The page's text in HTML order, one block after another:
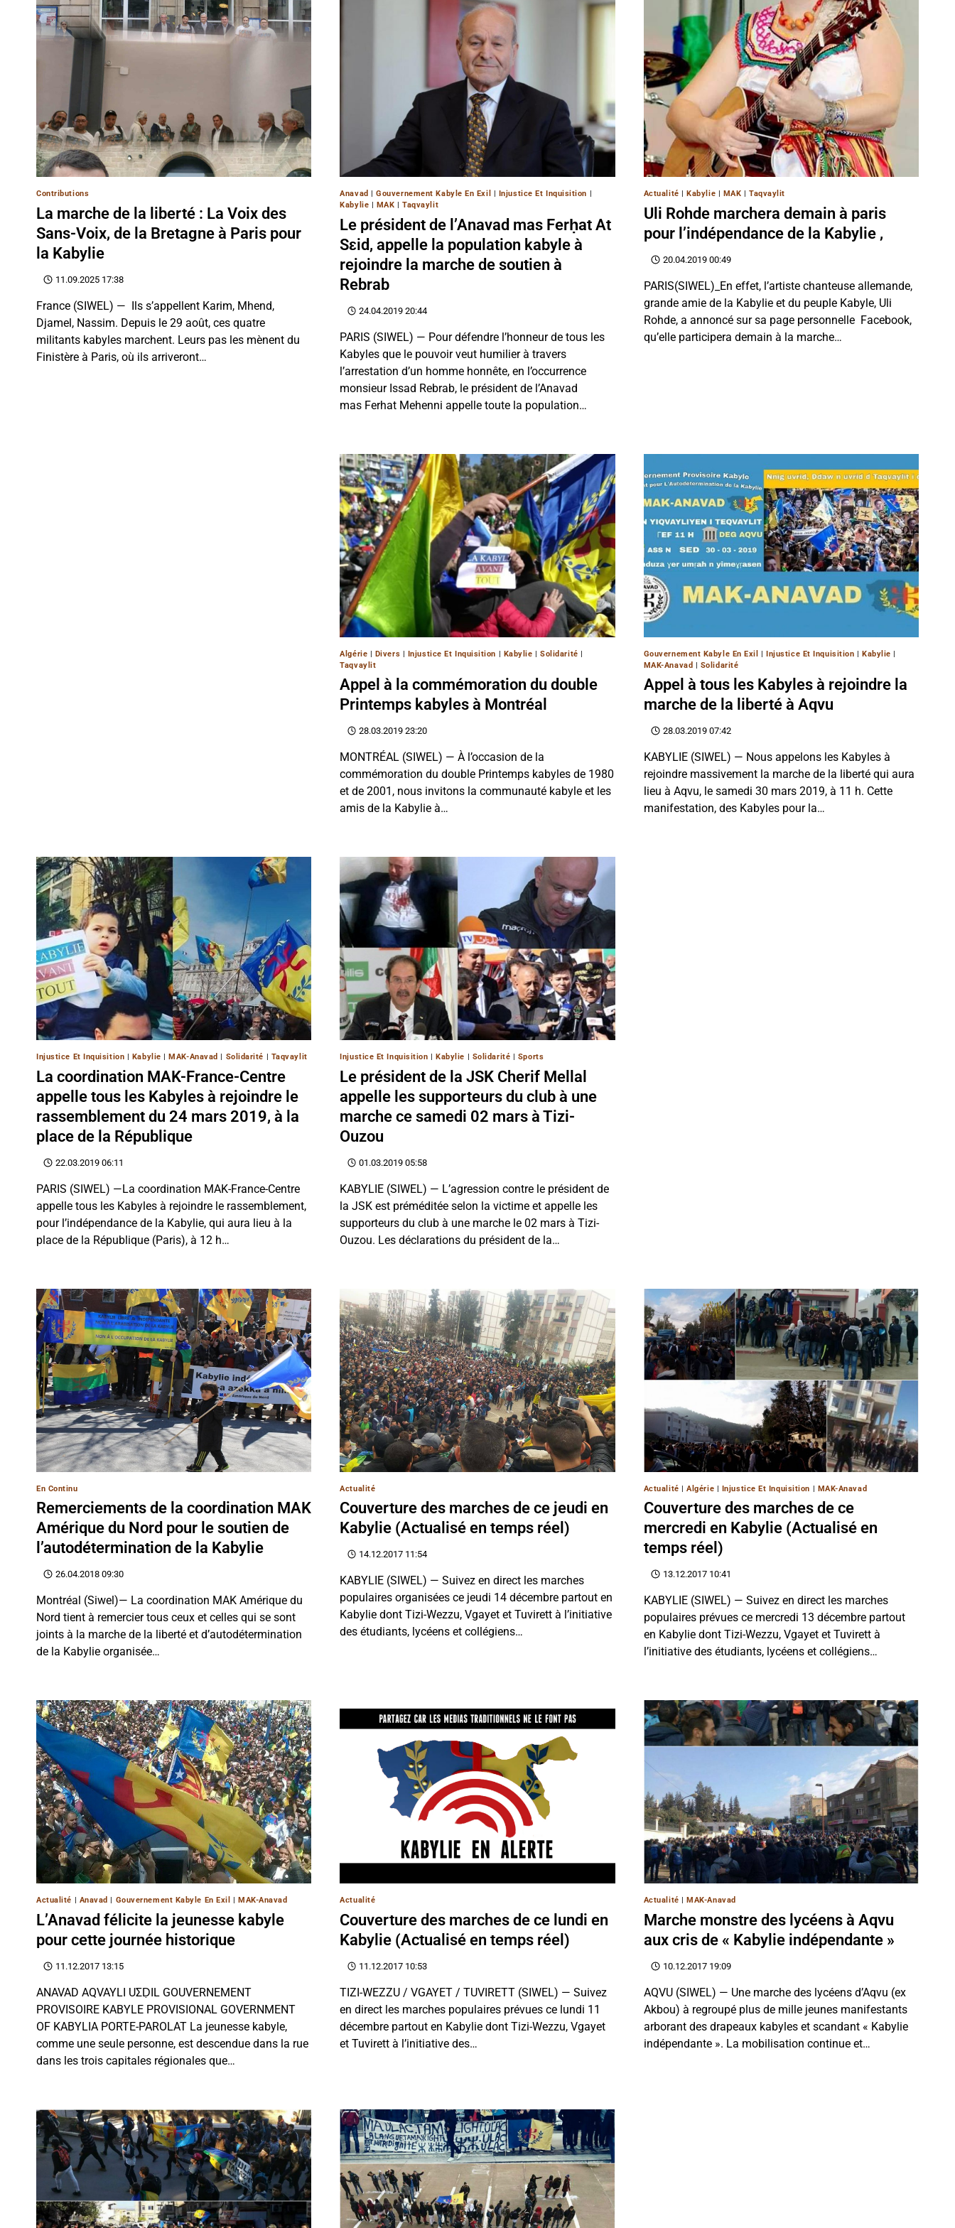
Contributions
La marche de la liberté : La Voix des
Sans-Voix, de la Bretagne à Paris pour
la Kabylie
11.09.2025 17:38
France (SIWEL) — Ils s’appellent Karim, Mhend,
Djamel, Nassim. Depuis le 29 août, ces quatre
militants kabyles marchent. Leurs pas les mènent du
Finistère à Paris, où ils arriveront…
Anavad |Gouvernement Kabyle En Exil Injustice Et Inquisition
Kabylie
MAK |Taqvaylit
Le président de l’Anavad mas Ferḥat At
Sɛid, appelle la population kabyle à
rejoindre la marche de soutien à
Rebrab
24.04.2019 20:44
PARIS (SIWEL) — Pour défendre l’honneur de tous les
Kabyles que le pouvoir veut humilier à travers
l’arrestation d’un homme honnête, en l’occurrence
monsieur Issad Rebrab, le président de l’Anavad
mas Ferhat Mehenni appelle toute la population…
Actualité Kabylie MAK |Taqvaylit
Uli Rohde marchera demain à paris
pour l’indépendance de la Kabylie ,
20.04.2019 00:49
PARIS(SIWEL)_En effet, l’artiste chanteuse allemande,
grande amie de la Kabylie et du peuple Kabyle, Uli
Rohde, a annoncé sur sa page personnelle Facebook,
qu’elle participera demain à la marche…
Algérie | Divers | Injustice Et Inquisition | Kabylie |Solidarité |
Taqvaylit
Appel à la commémoration du double
Printemps kabyles à Montréal
28.03.2019 23:20
MONTRÉAL (SIWEL) — À l’occasion de la
commémoration du double Printemps kabyles de 1980
et de 2001, nous invitons la communauté kabyle et les
amis de la Kabylie à…
Gouvernement Kabyle En Exil |Injustice Et Inquisition |Kabylie |
MAK-Anavad | Solidarité
Appel à tous les Kabyles à rejoindre la
marche de la liberté à Aqvu
28.03.2019 07:42
KABYLIE (SIWEL) — Nous appelons les Kabyles à
rejoindre massivement la marche de la liberté qui aura
lieu à Aqvu, le samedi 30 mars 2019, à 11 h. Cette
manifestation, des Kabyles pour la…
Injustice Et Inquisition Kabylie MAK-Anavad Solidarité Taqvaylit
La coordination MAK-France-Centre
appelle tous les Kabyles à rejoindre le
rassemblement du 24 mars 2019, à la
place de la République
22.03.2019 06:11
PARIS (SIWEL) —La coordination MAK-France-Centre
appelle tous les Kabyles à rejoindre le rassemblement,
pour l’indépendance de la Kabylie, qui aura lieu à la
place de la République (Paris), à 12 h…
Injustice Et Inquisition Kabylie Solidarité Sports
Le président de la JSK Cherif Mellal
appelle les supporteurs du club à une
marche ce samedi 02 mars à Tizi-
Ouzou
01.03.2019 05:58
KABYLIE (SIWEL) — L’agression contre le président de
la JSK est préméditée selon la victime et appelle les
supporteurs du club à une marche le 02 mars à Tizi-
Ouzou. Les déclarations du président de la…
En Continu
Remerciements de la coordination MAK
Amérique du Nord pour le soutien de
l’autodétermination de la Kabylie
26.04.2018 09:30
Montréal (Siwel)— La coordination MAK Amérique du
Nord tient à remercier tous ceux et celles qui se sont
joints à la marche de la liberté et d’autodétermination
de la Kabylie organisée…
Actualité
Couverture des marches de ce jeudi en
Kabylie (Actualisé en temps réel)
14.12.2017 11:54
KABYLIE (SIWEL) — Suivez en direct les marches
populaires organisées ce jeudi 14 décembre partout en
Kabylie dont Tizi-Wezzu, Vgayet et Tuvirett à l’initiative
des étudiants, lycéens et collégiens…
Actualité |Algérie | Injustice Et Inquisition | MAK-Anavad
Couverture des marches de ce
mercredi en Kabylie (Actualisé en
temps réel)
13.12.2017 10:41
KABYLIE (SIWEL) — Suivez en direct les marches
populaires prévues ce mercredi 13 décembre partout
en Kabylie dont Tizi-Wezzu, Vgayet et Tuvirett à
l’initiative des étudiants, lycéens et collégiens…
Actualité Anavad Gouvernement Kabyle En Exil MAK-Anavad
L’Anavad félicite la jeunesse kabyle
pour cette journée historique
11.12.2017 13:15
ANAVAD AQVAYLI UΣḌIL GOUVERNEMENT
PROVISOIRE KABYLE PROVISIONAL GOVERNMENT
OF KABYLIA PORTE-PAROLAT La jeunesse kabyle,
comme une seule personne, est descendue dans la rue
dans les trois capitales régionales que…
Actualité
Couverture des marches de ce lundi en
Kabylie (Actualisé en temps réel)
11.12.2017 10:53
TIZI-WEZZU / VGAYET / TUVIRETT (SIWEL) — Suivez
en direct les marches populaires prévues ce lundi 11
décembre partout en Kabylie dont Tizi-Wezzu, Vgayet
et Tuvirett à l’initiative des…
Actualité MAK-Anavad
Marche monstre des lycéens à Aqvu
aux cris de « Kabylie indépendante »
10.12.2017 19:09
AQVU (SIWEL) — Une marche des lycéens d’Aqvu (ex
Akbou) à regroupé plus de mille jeunes manifestants
arborant des drapeaux kabyles et scandant « Kabylie
indépendante ». La mobilisation continue et…